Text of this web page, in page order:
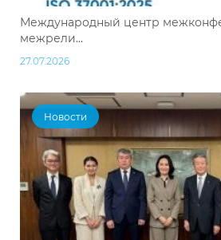
Международный центр
межрели...
27.07.2026
Новости